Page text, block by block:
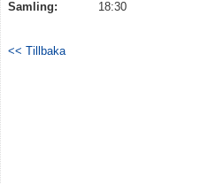
Samling:
18:30
<< Tillbaka